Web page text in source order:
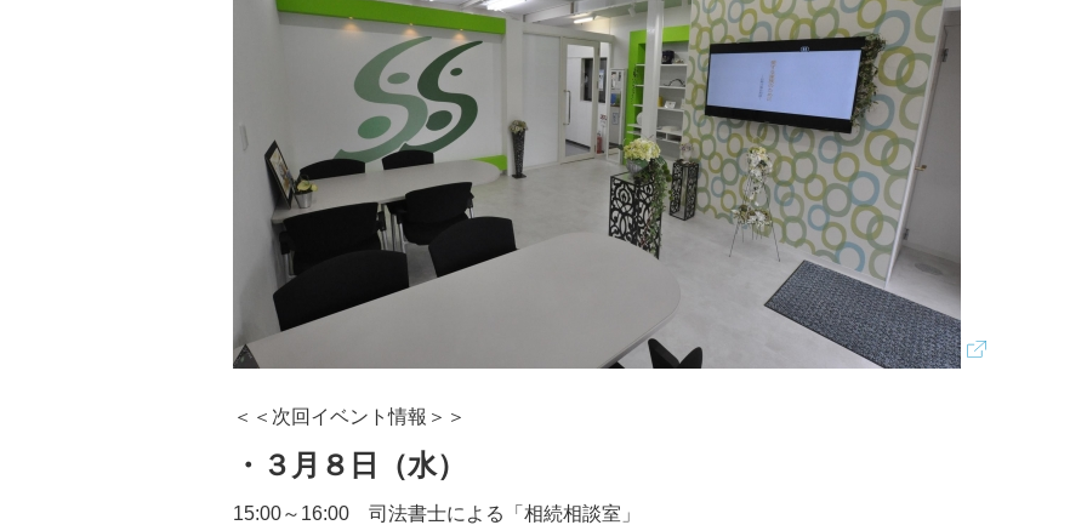
＜＜次回イベント情報＞＞
・３月８日（水）
15:00～16:00 司法書士による「相続相談室」